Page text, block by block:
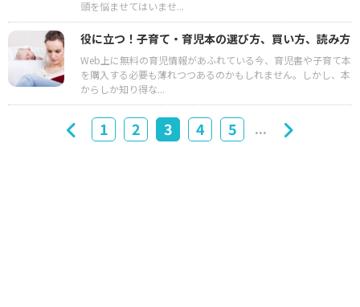
頭を悩ませてはいませ...
役に立つ！子育て・育児本の選び方、買い方、読み方
Web上に無料の育児情報があふれている今、育児書や子育て本
を購入する必要も薄れつつあるのかもしれません。しかし、本
からしか知り得な...
1 2 3 4 5 ...